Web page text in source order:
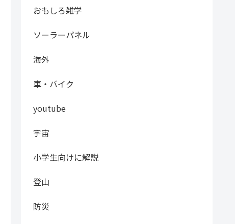
おもしろ雑学
ソーラーパネル
海外
車・バイク
youtube
宇宙
小学生向けに解説
登山
防災